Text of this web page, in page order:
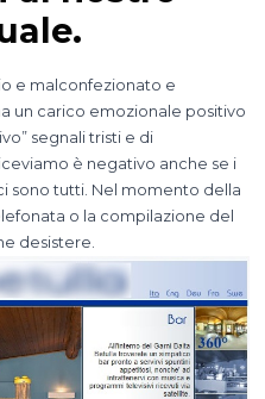
e malconfezionato e
un carico emozionale positivo
segnali tristi e di
è negativo anche se i
sono tutti. Nel momento della
o la compilazione del
desistere.